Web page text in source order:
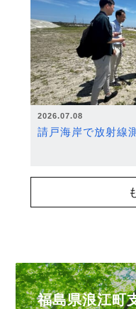
2026.07.08
請戸海岸で放射線
福島県浪江町